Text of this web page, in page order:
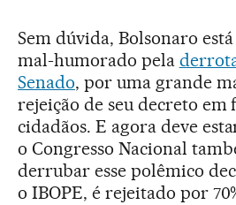
Sem dúvida, Bolsonaro
mal-humorado pela
Senado, por uma grande
rejeição de seu decreto em
cidadãos. E agora deve
o Congresso Nacional
derrubar esse polêmico
o IBOPE, é rejeitado por